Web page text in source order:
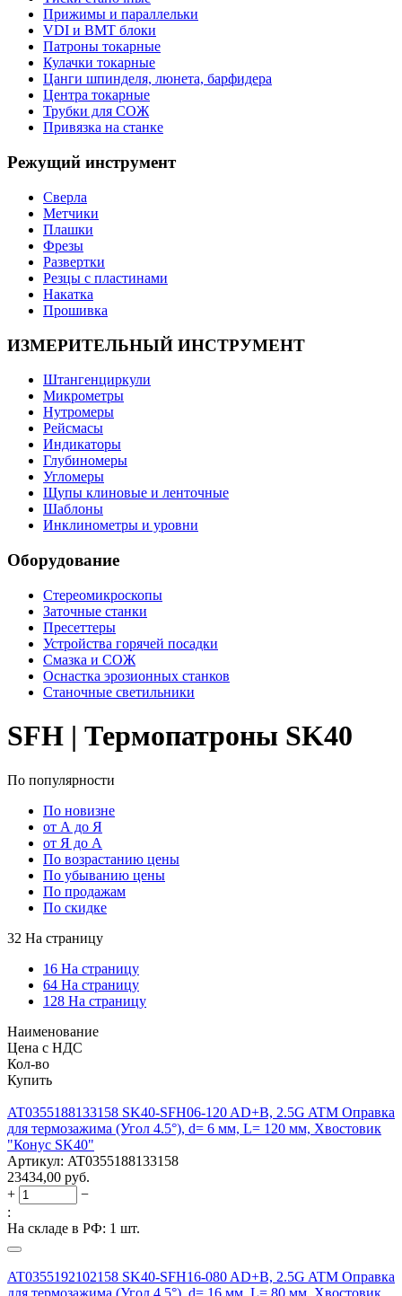
Прижимы и параллельки
VDI и BMT блоки
Патроны токарные
Кулачки токарные
Цанги шпинделя, люнета, барфидера
Центра токарные
Трубки для СОЖ
Привязка на станке
Режущий инструмент
Сверла
Метчики
Плашки
Фрезы
Развертки
Резцы с пластинами
Накатка
Прошивка
ИЗМЕРИТЕЛЬНЫЙ ИНСТРУМЕНТ
Штангенциркули
Микрометры
Нутромеры
Рейсмасы
Индикаторы
Глубиномеры
Угломеры
Щупы клиновые и ленточные
Шаблоны
Инклинометры и уровни
Оборудование
Стереомикроскопы
Заточные станки
Пресеттеры
Устройства горячей посадки
Смазка и СОЖ
Оснастка эрозионных станков
Станочные светильники
SFH | Термопатроны SK40
По популярности
По новизне
от А до Я
от Я до А
По возрастанию цены
По убыванию цены
По продажам
По скидке
32 На страницу
16 На страницу
64 На страницу
128 На страницу
Наименование
Цена с НДС
Кол-во
Купить
AT0355188133158 SK40-SFH06-120 AD+B, 2.5G ATM Оправка
для термозажима (Угол 4.5°), d= 6 мм, L= 120 мм, Хвостовик
"Конус SK40"
Артикул: AT0355188133158
23434,00 руб.
+
−
:
На складе в РФ: 1 шт.
AT0355192102158 SK40-SFH16-080 AD+B, 2.5G ATM Оправка
для термозажима (Угол 4.5°), d= 16 мм, L= 80 мм, Хвостовик